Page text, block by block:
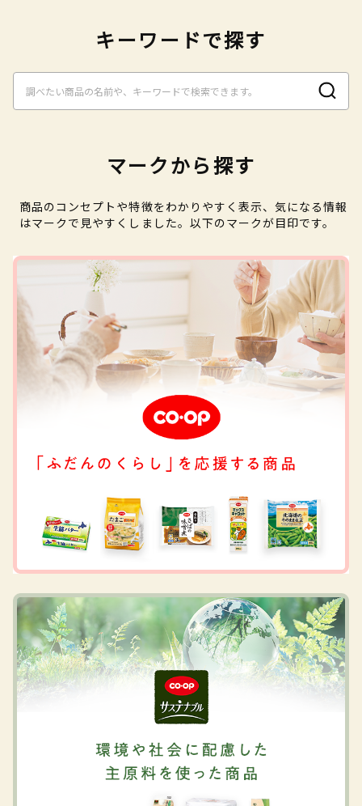
キーワードで探す
マークから探す
商品のコンセプトや特徴をわかりやすく表示、気になる情報
はマークで見やすくしました。以下のマークが目印です。